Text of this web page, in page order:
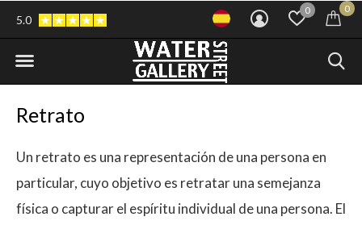
0 0
5.0
Retrato
Un retrato es una representación de una persona en
particular, cuyo objetivo es retratar una semejanza
física o capturar el espíritu individual de una persona. El